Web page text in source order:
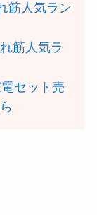
筋人気ラン
筋人気ラ
セット売